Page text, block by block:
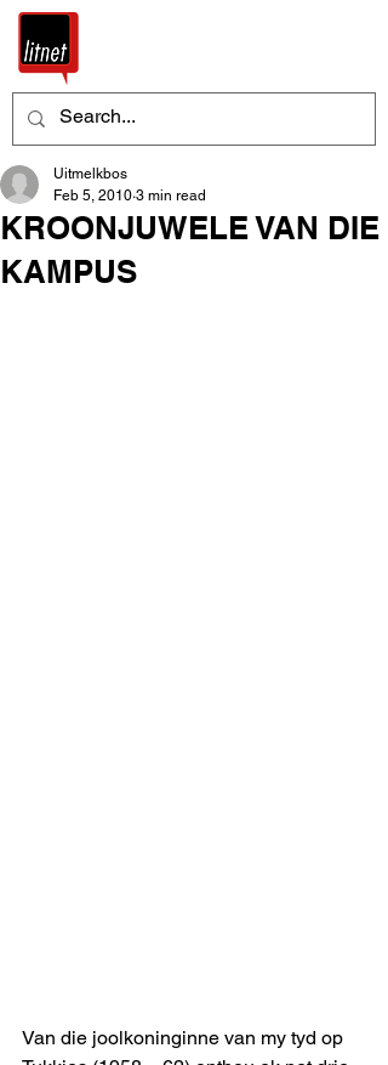
KROONJUWELE VAN DIE
KAMPUS
Uitmelkbos
Feb 5, 2010 3 min read
Van die joolkoninginne van my tyd op